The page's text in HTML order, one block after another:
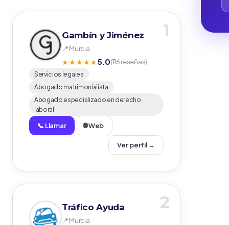
1
Gambín y Jiménez
📍 Murcia
★★★★★5.0(116 reseñas)
Servicios legales
Abogado matrimonialista
Abogado especializado en derecho
laboral
📞 Llamar 🌐 Web
Ver perfil →
2
Tráfico Ayuda
📍 Murcia